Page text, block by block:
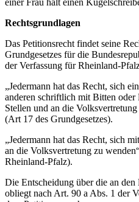
Rechtsgrundlagen
Das Petitionsrecht findet seine
Grundgesetzes für die
der Verfassung für Rheinland-
„Jedermann hat das Recht, sich
anderen schriftlich mit Bitten oder
Stellen und an die
(Art 17 des Grundgesetzes).
„Jedermann hat das Recht, sich
an die Volksvertretung zu
Rheinland-Pfalz).
Die Entscheidung über die an
obliegt nach Art. 90 a Abs. 1 der